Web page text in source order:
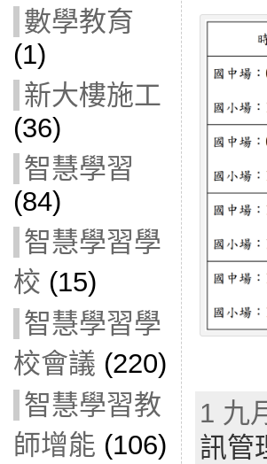
數學教育
(1)
新大樓施工
(36)
智慧學習
(84)
智慧學習學
校 (15)
智慧學習學
校會議 (220)
智慧學習教
師增能 (106)
1 九
訊管